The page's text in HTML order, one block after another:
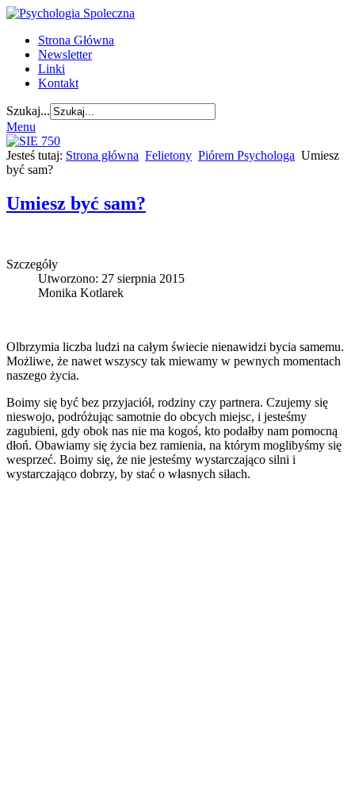
Strona Główna
Newsletter
Linki
Kontakt
Szukaj...
Menu
Jesteś tutaj: Strona główna Felietony Piórem Psychologa Umiesz
być sam?
Umiesz być sam?
Szczegóły
Utworzono: 27 sierpnia 2015
Monika Kotlarek
Olbrzymia liczba ludzi na całym świecie nienawidzi bycia samemu.
Możliwe, że nawet wszyscy tak miewamy w pewnych momentach
naszego życia.
Boimy się być bez przyjaciół, rodziny czy partnera. Czujemy się
nieswojo, podróżując samotnie do obcych miejsc, i jesteśmy
zagubieni, gdy obok nas nie ma kogoś, kto podałby nam pomocną
dłoń. Obawiamy się życia bez ramienia, na którym moglibyśmy się
wesprzeć. Boimy się, że nie jesteśmy wystarczająco silni i
wystarczająco dobrzy, by stać o własnych siłach.